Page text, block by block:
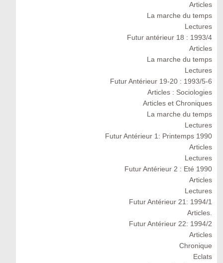
Articles
La marche du temps
Lectures
Futur antérieur 18 : 1993/4
Articles
La marche du temps
Lectures
Futur Antérieur 19-20 : 1993/5-6
Articles : Sociologies
Articles et Chroniques
La marche du temps
Lectures
Futur Antérieur 1: Printemps 1990
Articles
Lectures
Futur Antérieur 2 : Eté 1990
Articles
Lectures
Futur Antérieur 21: 1994/1
Articles.
Futur Antérieur 22: 1994/2
Articles
Chronique
Eclats